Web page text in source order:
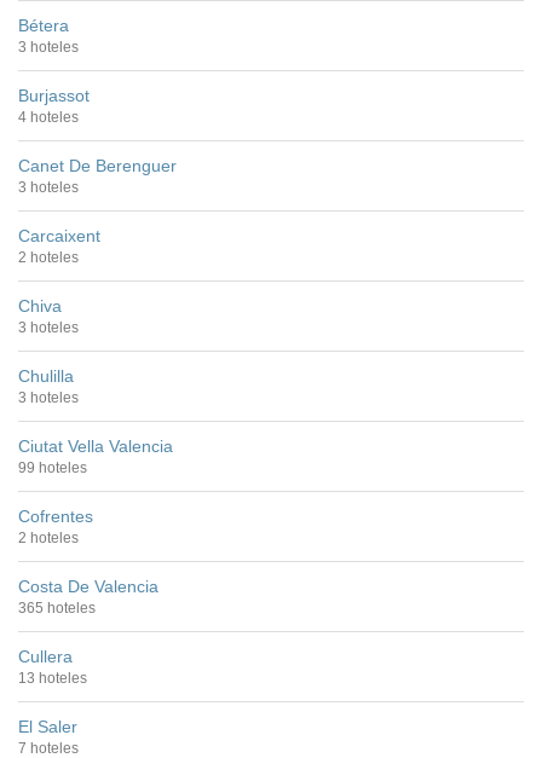
Bétera
3 hoteles
Burjassot
4 hoteles
Canet De Berenguer
3 hoteles
Carcaixent
2 hoteles
Chiva
3 hoteles
Chulilla
3 hoteles
Ciutat Vella Valencia
99 hoteles
Cofrentes
2 hoteles
Costa De Valencia
365 hoteles
Cullera
13 hoteles
El Saler
7 hoteles